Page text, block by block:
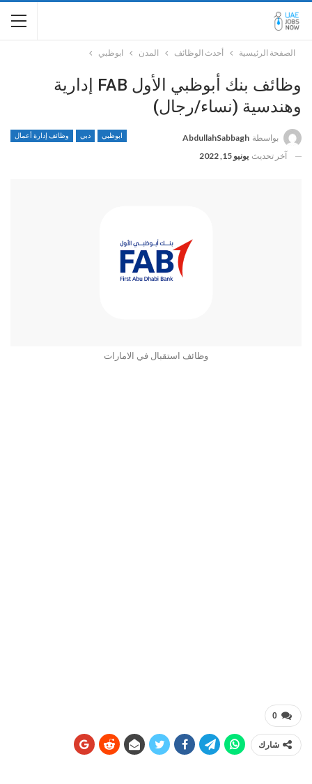
الصفحة الرئيسية أحدث الوظائف المدن ابوظبي
وظائف بنك أبوظبي الأول FAB إدارية
وهندسية (نساء/رجال)
ابوظبي دبي وظائف إدارة أعمال بواسطة AbdullahSabbagh
آخر تحديث يونيو 15, 2022
وظائف استقبال في الامارات
0
شارك